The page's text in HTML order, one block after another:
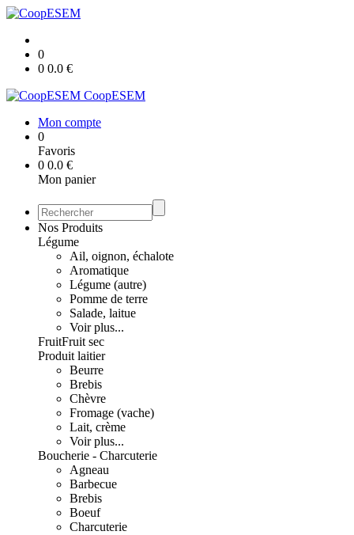
0
0 0.0 €
CoopESEM
Mon compte
0
Favoris
0 0.0 €
Mon panier
Nos Produits
Légume
Ail, oignon, échalote
Aromatique
Légume (autre)
Pomme de terre
Salade, laitue
Voir plus...
FruitFruit sec
Produit laitier
Beurre
Brebis
Chèvre
Fromage (vache)
Lait, crème
Voir plus...
Boucherie - Charcuterie
Agneau
Barbecue
Brebis
Boeuf
Charcuterie